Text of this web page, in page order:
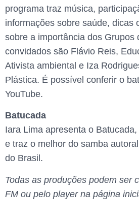
programa traz música,
informações sobre saúde, dicas
sobre a importância dos Grupos
convidados são Flávio Reis,
Ativista ambiental e Iza
Plástica. É possível conferir o
YouTube.
Batucada
Iara Lima apresenta o
e traz o melhor do samba
do Brasil.
Todas as produções podem ser
FM ou pelo player na página